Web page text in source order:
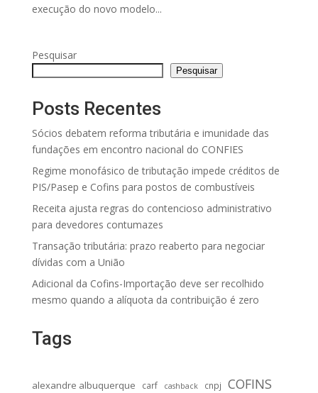
execução do novo modelo...
Pesquisar
Pesquisar
Posts Recentes
Sócios debatem reforma tributária e imunidade das
fundações em encontro nacional do CONFIES
Regime monofásico de tributação impede créditos de
PIS/Pasep e Cofins para postos de combustíveis
Receita ajusta regras do contencioso administrativo
para devedores contumazes
Transação tributária: prazo reaberto para negociar
dívidas com a União
Adicional da Cofins-Importação deve ser recolhido
mesmo quando a alíquota da contribuição é zero
Tags
alexandre albuquerque carf cashback cnpj COFINS